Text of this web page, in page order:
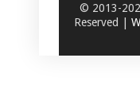
© 2013-
Reserved |